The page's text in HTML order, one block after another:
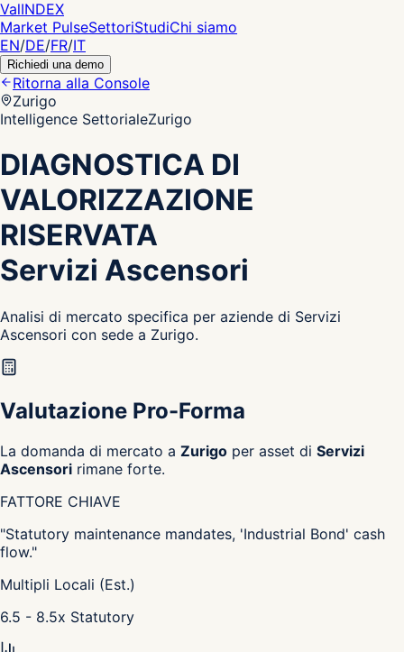
ValINDEX
Market PulseSettoriStudiChi siamo
EN/DE/FR/IT
Richiedi una demo
Ritorna alla Console
Zurigo
Intelligence SettorialeZurigo
DIAGNOSTICA DI
VALORIZZAZIONE
RISERVATA
Servizi Ascensori
Analisi di mercato specifica per aziende di Servizi
Ascensori con sede a Zurigo.
Valutazione Pro-Forma
La domanda di mercato a Zurigo per asset di Servizi
Ascensori rimane forte.
FATTORE CHIAVE
"Statutory maintenance mandates, 'Industrial Bond' cash
flow."
Multipli Locali (Est.)
6.5 - 8.5x Statutory